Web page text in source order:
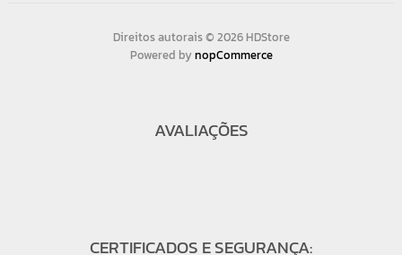
Direitos autorais © 2026 HDStore
Powered bynopCommerce
AVALIAÇÕES
CERTIFICADOS E SEGURANÇA: